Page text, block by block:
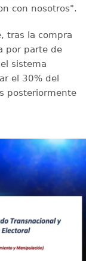
con nosotros".
tras la compra
por parte de
sistema
el 30% del
posteriormente